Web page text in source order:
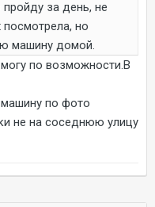
за день, не
но
машину домой.
по возможности.В
по фото
не на соседнюю улицу